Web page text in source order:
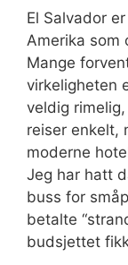
El Salvador
Amerika som
Mange
virkeligheten
veldig
reiser enkelt,
moderne
Jeg har hatt
buss for
betalte
budsjettet